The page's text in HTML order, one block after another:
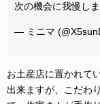
次の機会に我慢し
— ミニマ
お土産店に置かれて
出来ますが、こだわ